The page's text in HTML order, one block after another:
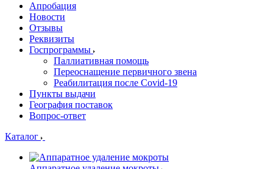
Апробация
Новости
Отзывы
Реквизиты
Госпрограммы
Паллиативная помощь
Переоснащение первичного звена
Реабилитация после Covid-19
Пункты выдачи
География поставок
Вопрос-ответ
Каталог